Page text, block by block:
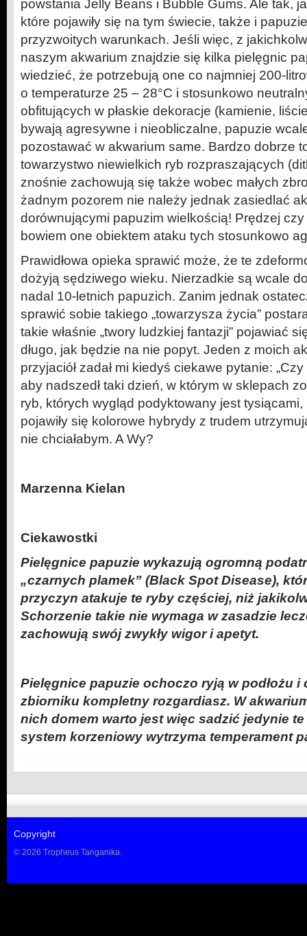
powstania Jelly Beans i Bubble Gums. Ale tak,
które pojawiły się na tym świecie, także i
przyzwoitych warunkach. Jeśli więc, z
naszym akwarium znajdzie się kilka pielęgnic
wiedzieć, że potrzebują one co najmniej 200-
o temperaturze 25 – 28°C i stosunkowo
obfitujących w płaskie dekoracje (kamienie,
bywają agresywne i nieobliczalne, papuzie
pozostawać w akwarium same. Bardzo dobrze
towarzystwo niewielkich ryb rozpraszających
znośnie zachowują się także wobec małych
żadnym pozorem nie należy jednak zasiedlać
dorównującymi papuzim wielkością! Prędzej
bowiem one obiektem ataku tych stosunkowo
Prawidłowa opieka sprawić może, że te
dożyją sędziwego wieku. Nierzadkie są wcale
nadal 10-letnich papuzich. Zanim jednak
sprawić sobie takiego „towarzysza życia”
takie właśnie „twory ludzkiej fantazji” pojawiać
długo, jak będzie na nie popyt. Jeden z moich
przyjaciół zadał mi kiedyś ciekawe pytanie:
aby nadszedł taki dzień, w którym w sklepach
ryb, których wygląd podyktowany jest
pojawiły się kolorowe hybrydy z trudem
nie chciałabym. A Wy?
Marzenna Kielan
Ciekawostki
Pielęgnice papuzie wykazują ogromną
„czarnych plamek” (Black Spot Disease),
przyczyn atakuje te ryby częściej, niż
Schorzenie takie nie wymaga w zasadzie
zachowują swój zwykły wigor i apetyt.
Pielęgnice papuzie ochoczo ryją w podłożu i
zbiorniku kompletny rozgardiasz. W
nich domem warto jest więc sadzić jedynie
system korzeniowy wytrzyma temperament
Copyright
© 2026 Tropheus Tanganika.